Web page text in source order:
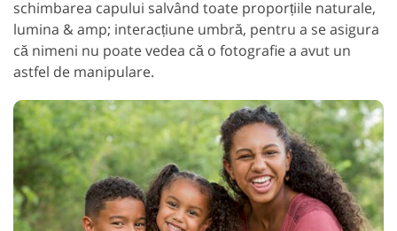
schimbarea capului salvând toate proporțiile naturale,
lumina & amp; interacțiune umbră, pentru a se asigura
că nimeni nu poate vedea că o fotografie a avut un
astfel de manipulare.